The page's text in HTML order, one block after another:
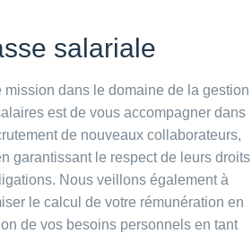
salariale
mission dans le domaine de la gestion
est de vous accompagner dans
de nouveaux collaborateurs,
garantissant le respect de leurs droits
Nous veillons également à
le calcul de votre rémunération en
de vos besoins personnels en tant